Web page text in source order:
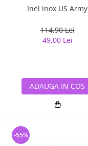
Inel inox US Army
114,90 Lei
49,00 Lei
ADAUGA IN COS
-55%